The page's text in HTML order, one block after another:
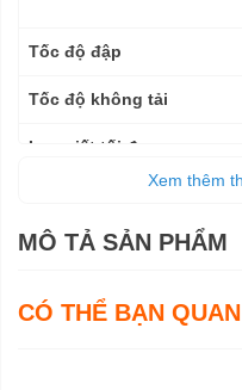
Tốc độ đập
Tốc độ không tải
Lực siết tối đa
Kích thước (DxRxC)
Xem thêm
MÔ TẢ SẢN PHẨM
CÓ THỂ BẠN